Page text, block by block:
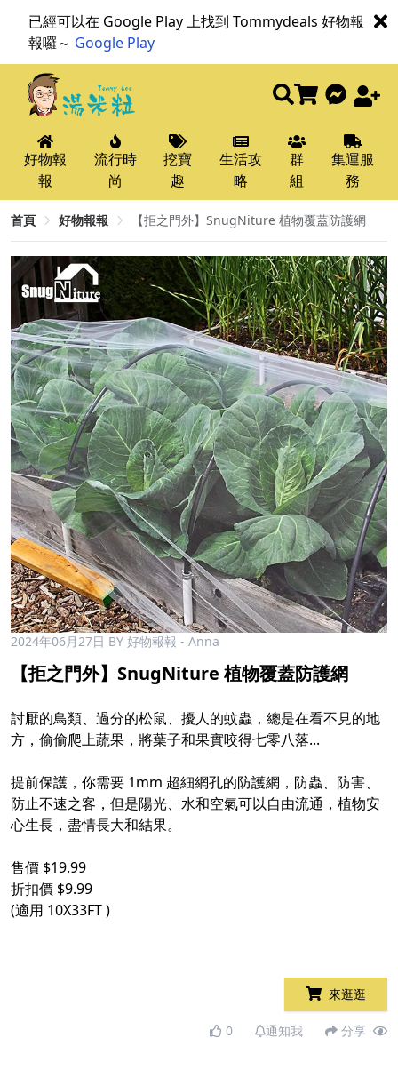
已經可以在 Google Play 上找到 Tommydeals 好物報
報囉～ Google Play
好物報
報
流行時
尚
挖寶
趣
生活攻
略
群
組
集運服
務
首頁 好物報報 【拒之門外】SnugNiture 植物覆蓋防護網
2024年06月27日 BY 好物報報 - Anna
【拒之門外】SnugNiture 植物覆蓋防護網
討厭的鳥類、過分的松鼠、擾人的蚊蟲，總是在看不見的地
方，偷偷爬上蔬果，將葉子和果實咬得七零八落...
提前保護，你需要 1mm 超細網孔的防護網，防蟲、防害、
防止不速之客，但是陽光、水和空氣可以自由流通，植物安
心生長，盡情長大和結果。
售價 $19.99
折扣價 $9.99
(適用 10X33FT )
來逛逛
0 通知我 分享